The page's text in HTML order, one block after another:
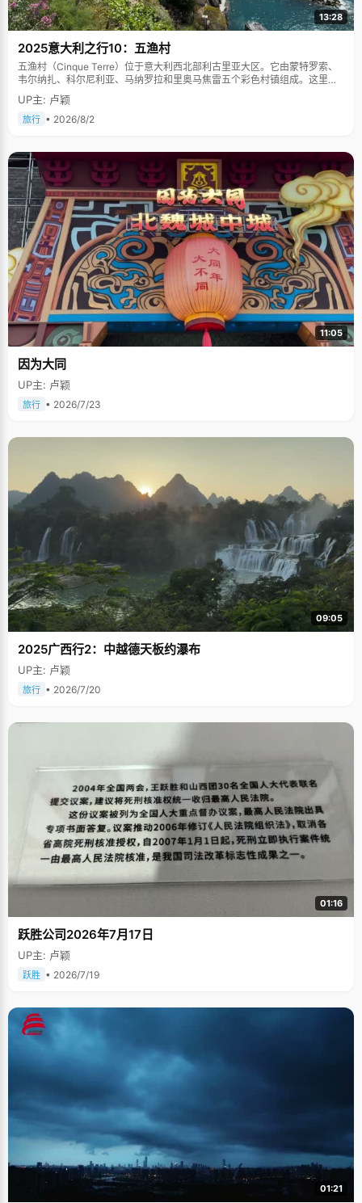
13:28
2025意大利之行10：五渔村
五渔村（Cinque Terre）位于意大利西北部利古里亚大区。它由蒙特罗索、
韦尔纳扎、科尔尼利亚、马纳罗拉和里奥马焦雷五个彩色村镇组成。这里依
山傍海，房屋色彩斑斓，1997年被列为世界文化遗产。
UP主: 卢颖
旅行 • 2026/8/2
11:05
因为大同
UP主: 卢颖
旅行 • 2026/7/23
09:05
2025广西行2：中越德天板约瀑布
UP主: 卢颖
旅行 • 2026/7/20
01:16
跃胜公司2026年7月17日
UP主: 卢颖
跃胜 • 2026/7/19
01:21